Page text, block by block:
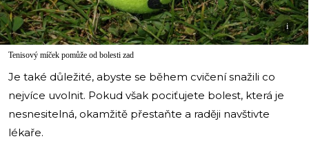
i
Tenisový míček pomůže od bolesti zad
Je také důležité, abyste se během cvičení snažili co
nejvíce uvolnit. Pokud však pociťujete bolest, která je
nesnesitelná, okamžitě přestaňte a raději navštivte
lékaře.